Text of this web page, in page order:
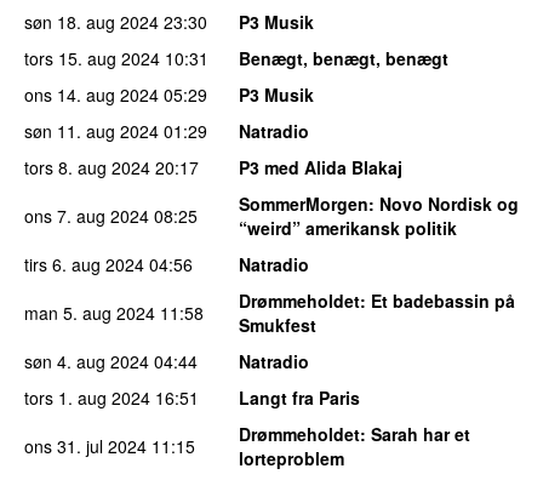
søn 18. aug 2024 23:30
P3 Musik
tors 15. aug 2024 10:31
Benægt, benægt, benægt
ons 14. aug 2024 05:29
P3 Musik
søn 11. aug 2024 01:29
Natradio
tors 8. aug 2024 20:17
P3 med Alida Blakaj
ons 7. aug 2024 08:25 SommerMorgen: Novo Nordisk og
“weird” amerikansk politik
tirs 6. aug 2024 04:56
Natradio
man 5. aug 2024 11:58 Drømmeholdet: Et badebassin på
Smukfest
søn 4. aug 2024 04:44
Natradio
tors 1. aug 2024 16:51
Langt fra Paris
ons 31. jul 2024 11:15 Drømmeholdet: Sarah har et
lorteproblem